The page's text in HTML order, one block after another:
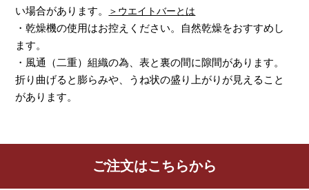
い場合があります。
＞ウエイトバーとは
・乾燥機の使用はお控えください。自然乾燥をおすすめし
ます。
・風通（二重）組織の為、表と裏の間に隙間があります。
折り曲げると膨らみや、うね状の盛り上がりが見えること
があります。
レビューを書く
ご注文はこちらから